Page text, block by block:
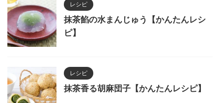
レシピ
抹茶餡の水まんじゅう【かんたんレシ
ピ】
レシピ
抹茶香る胡麻団子【かんたんレシピ】